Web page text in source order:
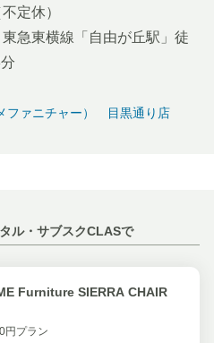
定休）
急東横線「自由が丘駅」徒
ファニチャー） 目黒通り店
ル・サブスクCLASで
Furniture SIERRA CHAIR
円プラン